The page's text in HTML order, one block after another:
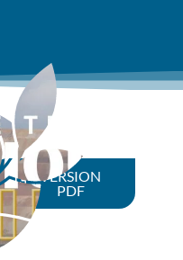
VERSION
PDF